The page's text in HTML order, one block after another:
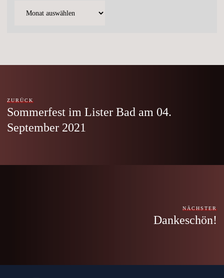
ZURÜCK
Sommerfest im Lister Bad am 04.
September 2021
NÄCHSTER
Dankeschön!